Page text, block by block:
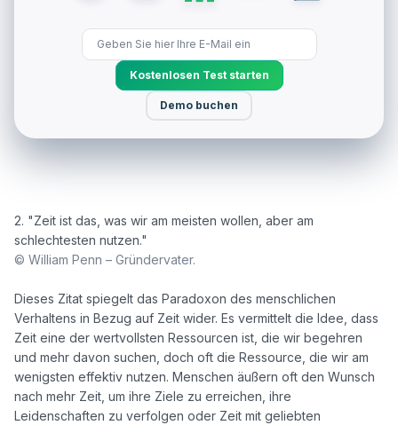
Kostenlosen Test starten
Demo buchen
2. "Zeit ist das, was wir am meisten wollen, aber am
© William Penn – Gründervater.
Dieses Zitat spiegelt das Paradoxon des menschlichen
Verhaltens in Bezug auf Zeit wider. Es vermittelt die Idee, dass
Zeit eine der wertvollsten Ressourcen ist, die wir begehren
und mehr davon suchen, doch oft die Ressource, die wir am
wenigsten effektiv nutzen. Menschen äußern oft den Wunsch
nach mehr Zeit, um ihre Ziele zu erreichen, ihre
Leidenschaften zu verfolgen oder Zeit mit geliebten